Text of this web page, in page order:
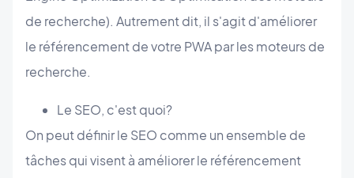
de recherche). Autrement dit, il s'agit d'améliorer
le référencement de votre PWA par les moteurs de
recherche.
Le SEO, c'est quoi?
On peut définir le SEO comme un ensemble de
tâches qui visent à améliorer le référencement